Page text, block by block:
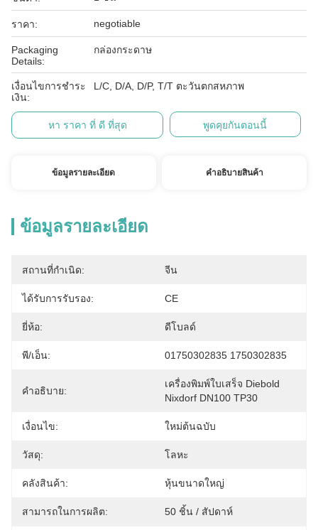
ราคา: negotiable
Packaging
Details:
กล่องกระดาษ
เงื่อนไขการชำระ
เงิน:
L/C, D/A, D/P, T/T ตะวันตกสหภาพ
หา ราคา ที่ ดี ที่สุด พูดคุยกันตอนนี้
ข้อมูลรายละเอียด คําอธิบายสินค้า
ข้อมูลรายละเอียด
สถานที่กำเนิด: จีน
ได้รับการรับรอง: CE
ยี่ห้อ: ดีโบลด์
พี/เอ็น: 01750302835 1750302835
คำอธิบาย:
เครื่องพิมพ์ใบเสร็จ Diebold
Nixdorf DN100 TP30
เงื่อนไข: ใหม่ต้นฉบับ
วัสดุ: โลหะ
คลังสินค้า: หุ้นขนาดใหญ่
สามารถในการผลิต: 50 ชิ้น / สัปดาห์